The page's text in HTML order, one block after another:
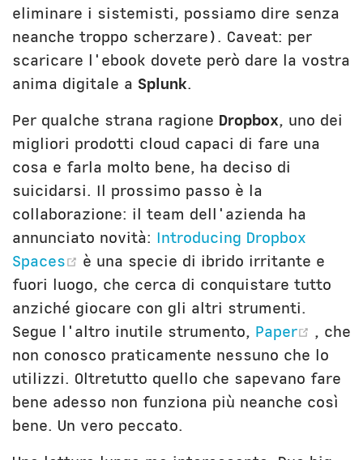
eliminare i sistemisti, possiamo dire senza
neanche troppo scherzare). Caveat: per
scaricare l'ebook dovete però dare la vostra
anima digitale a Splunk.
Per qualche strana ragione Dropbox, uno dei
migliori prodotti cloud capaci di fare una
cosa e farla molto bene, ha deciso di
suicidarsi. Il prossimo passo è la
collaborazione: il team dell'azienda ha
annunciato novità: Introducing Dropbox
Spaces
(opens new window)
è una specie di ibrido irritante e
fuori luogo, che cerca di conquistare tutto
anziché giocare con gli altri strumenti.
Segue l'altro inutile strumento, Paper
, che
non conosco praticamente nessuno che lo
utilizzi. Oltretutto quello che sapevano fare
bene adesso non funziona più neanche così
bene. Un vero peccato.